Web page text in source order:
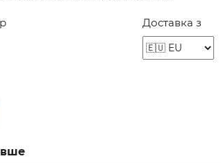
Доставка з